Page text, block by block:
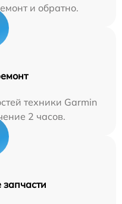
и обратно.
техники Garmin
2 часов.